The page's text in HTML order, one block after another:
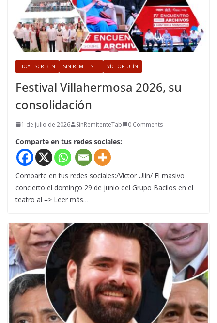
HOY ESCRIBEN SIN REMITENTE VÍCTOR ULÍN
Festival Villahermosa 2026, su
consolidación
1 de julio de 2026 SinRemitenteTab 0 Comments
Comparte en tus redes sociales:
Comparte en tus redes sociales:/Víctor Ulín/ El masivo
concierto el domingo 29 de junio del Grupo Bacilos en el
teatro al => Leer más…